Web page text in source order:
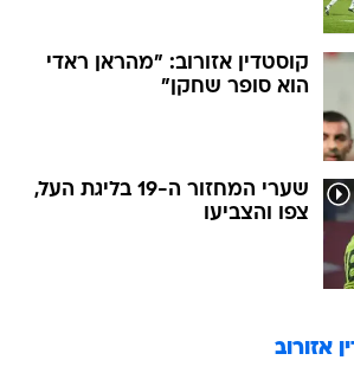
קוסטדין אזורוב: "מהראן ראדי
הוא סופר שחקן"
שערי המחזור ה-19 בליגת העל,
צפו והצביעו
אזורוב